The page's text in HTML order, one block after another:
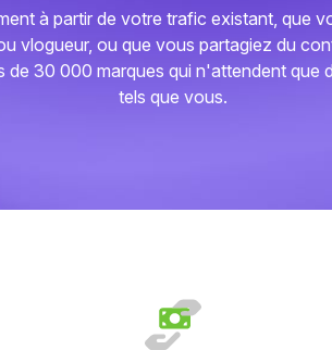
à partir de votre trafic existant, que
vlogueur, ou que vous partagiez du
de 30 000 marques qui n'attendent que
tels que vous.